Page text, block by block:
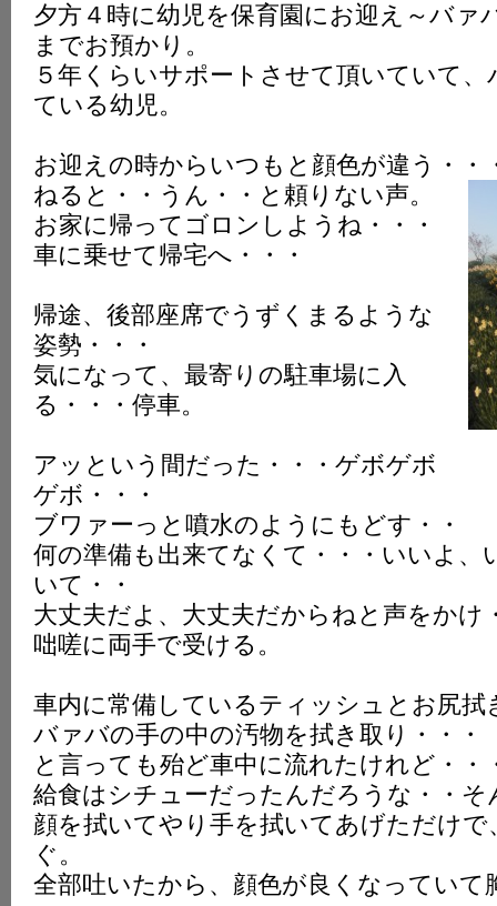
夕方４時に幼児を保育園にお迎え～バァ
までお預かり。
５年くらいサポートさせて頂いていて
ている幼児。
お迎えの時からいつもと顔色が違う・・
ねると・・うん・・と頼りない声。
お家に帰ってゴロンしようね・・・
車に乗せて帰宅へ・・・
帰途、後部座席でうずくまるような
姿勢・・・
気になって、最寄りの駐車場に入
る・・・停車。
アッという間だった・・・ゲボゲボ
ゲボ・・・
ブワァーっと噴水のようにもどす・・
何の準備も出来てなくて・・・いいよ、
いて・・
大丈夫だよ、大丈夫だからねと声をかけ
咄嗟に両手で受ける。
車内に常備しているティッシュとお尻拭
バァバの手の中の汚物を拭き取り・・・
と言っても殆ど車中に流れたけれど・・
給食はシチューだったんだろうな・・そ
顔を拭いてやり手を拭いてあげただけで
ぐ。
全部吐いたから、顔色が良くなっていて